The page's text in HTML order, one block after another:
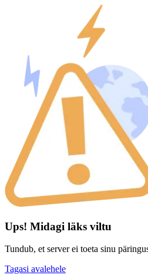
Ups! Midagi läks viltu
Tundub, et server ei toeta sinu
Tagasi avalehele